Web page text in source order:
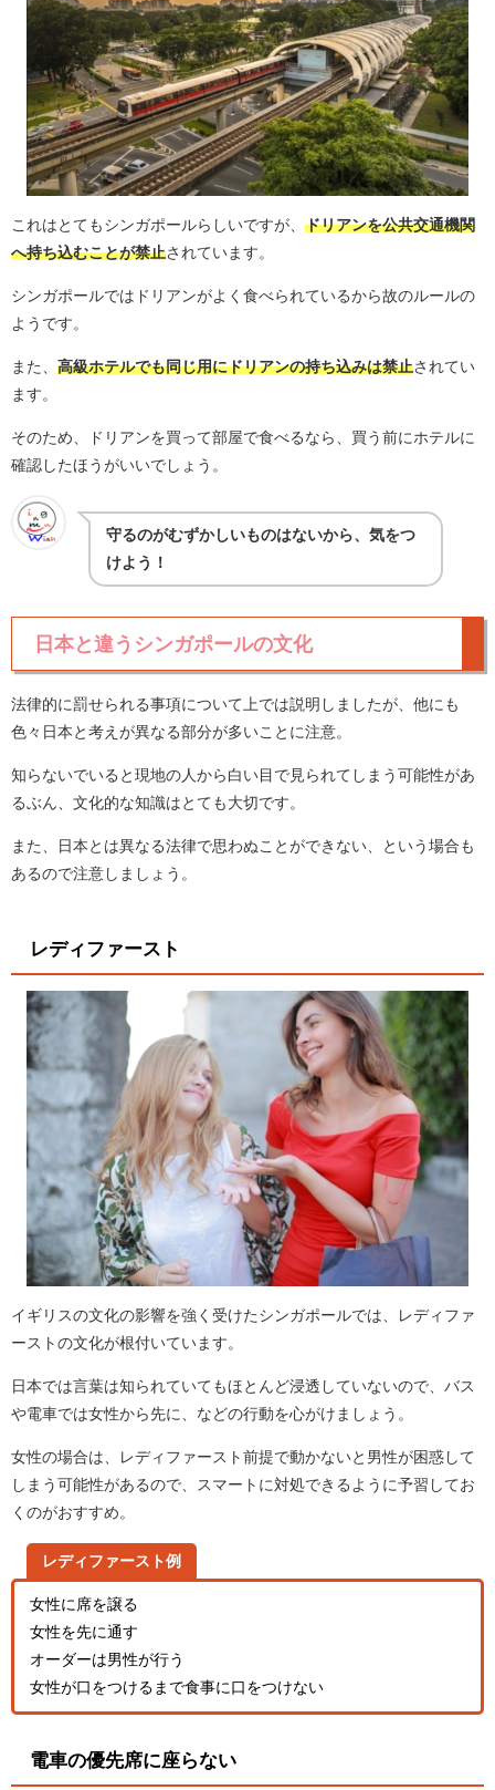
これはとてもシンガポールらしいですが、 ドリアンを公共交通機関
へ持ち込むことが禁止されています。
シンガポールではドリアンがよく食べられているから故のルールの
ようです。
また、 高級ホテルでも同じ用にドリアンの持ち込みは禁止されてい
ます。
そのため、ドリアンを買って部屋で食べるなら、買う前にホテルに
確認したほうがいいでしょう。
守るのがむずかしいものはないから、気をつ
けよう！
日本と違うシンガポールの文化
法律的に罰せられる事項について上では説明しましたが、他にも
色々日本と考えが異なる部分が多いことに注意。
知らないでいると現地の人から白い目で見られてしまう可能性があ
るぶん、文化的な知識はとても大切です。
また、日本とは異なる法律で思わぬことができない、という場合も
あるので注意しましょう。
レディファースト
イギリスの文化の影響を強く受けたシンガポールでは、レディファ
ーストの文化が根付いています。
日本では言葉は知られていてもほとんど浸透していないので、バス
や電車では女性から先に、などの行動を心がけましょう。
女性の場合は、レディファースト前提で動かないと男性が困惑して
しまう可能性があるので、スマートに対処できるように予習してお
くのがおすすめ。
レディファースト例
女性に席を譲る
女性を先に通す
オーダーは男性が行う
女性が口をつけるまで食事に口をつけない
電車の優先席に座らない